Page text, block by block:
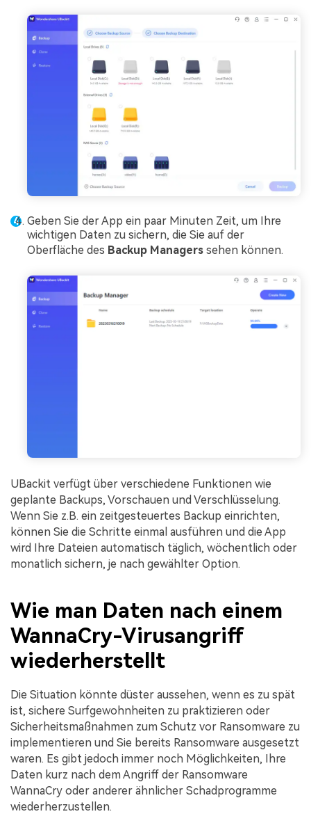
Geben Sie der App ein paar Minuten Zeit, um Ihre
wichtigen Daten zu sichern, die Sie auf der
Oberfläche des Backup Managers sehen können.
UBackit verfügt über verschiedene Funktionen wie
geplante Backups, Vorschauen und Verschlüsselung.
Wenn Sie z.B. ein zeitgesteuertes Backup einrichten,
können Sie die Schritte einmal ausführen und die App
wird Ihre Dateien automatisch täglich, wöchentlich oder
monatlich sichern, je nach gewählter Option.
Wie man Daten nach einem
WannaCry-Virusangriff
wiederherstellt
Die Situation könnte düster aussehen, wenn es zu spät
ist, sichere Surfgewohnheiten zu praktizieren oder
Sicherheitsmaßnahmen zum Schutz vor Ransomware zu
implementieren und Sie bereits Ransomware ausgesetzt
waren. Es gibt jedoch immer noch Möglichkeiten, Ihre
Daten kurz nach dem Angriff der Ransomware
WannaCry oder anderer ähnlicher Schadprogramme
wiederherzustellen.